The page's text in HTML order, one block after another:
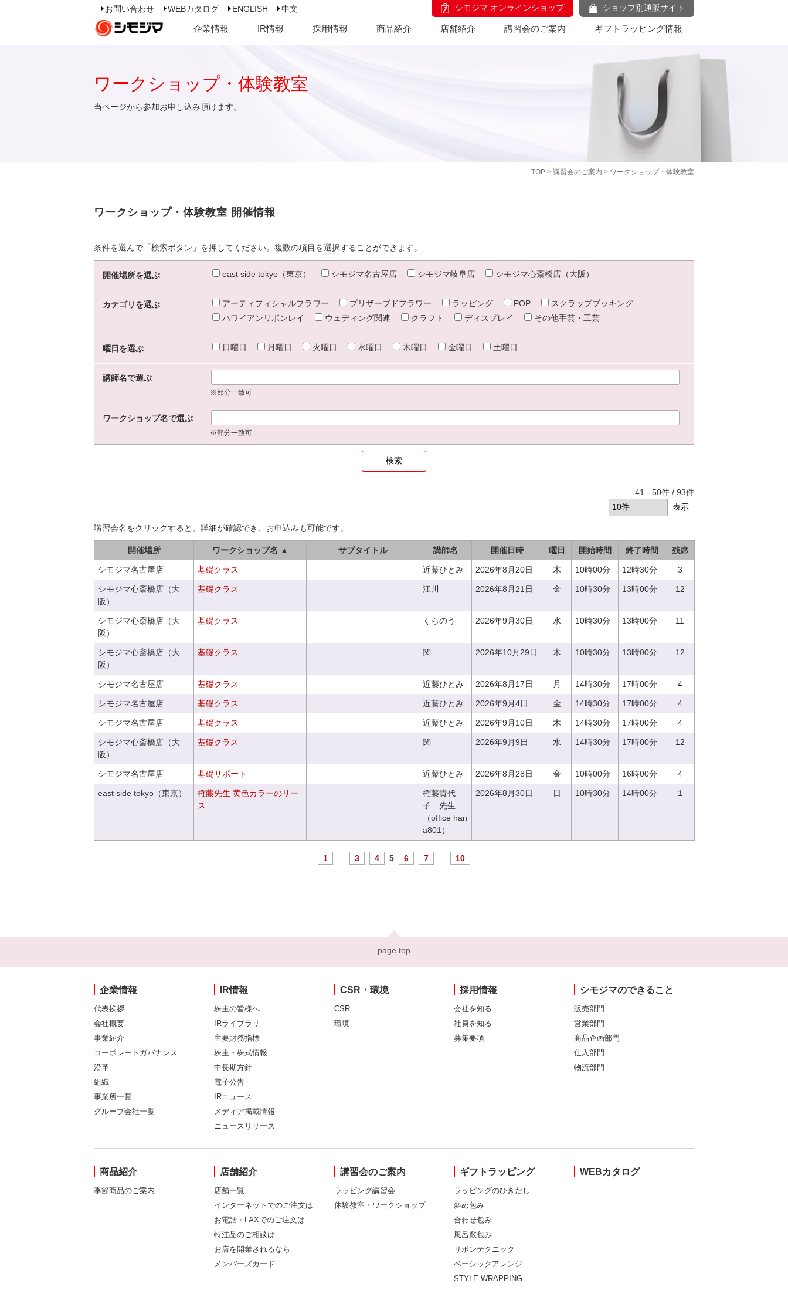
お問い合わせ WEBカタログ ENGLISH 中文 シモジマ オンラインショップ ショップ別通販サイト
企業情報 IR情報 採用情報 商品紹介 店舗紹介 講習会のご案内 ギフトラッピング情報
TOP > 講習会のご案内 > ワークショップ・体験教室
ワークショップ・体験教室
当ページから参加お申し込み頂けます。
ワークショップ・体験教室 開催情報
条件を選んで「検索ボタン」を押してください。複数の項目を選択することができます。
開催場所を選ぶ east side tokyo（東京） シモジマ名古屋店 シモジマ岐阜店 シモジマ心斎橋店（大阪）
カテゴリを選ぶ アーティフィシャルフラワー プリザーブドフラワー ラッピング POP
スクラップブッキング
ハワイアンリボンレイ
ウェディング関連 クラフト ディスプレイ その他手芸・工芸
曜日を選ぶ 日曜日 月曜日 火曜日 水曜日 木曜日 金曜日 土曜日
講師名で選ぶ
※部分一致可
ワークショップ名で選ぶ
※部分一致可
41 - 50件 / 93件
講習会名をクリックすると、詳細が確認でき、お申込みも可能です。
開催場所 ワークショップ名 ▲ サブタイトル 講師名 開催日時 曜日 開始時間 終了時間 残席
シモジマ名古屋店 基礎クラス 近藤ひとみ 2026年8月20日 木 10時00分 12時30分 3
シモジマ心斎橋店（大
阪）
基礎クラス 江川 2026年8月21日 金 10時30分 13時00分 12
シモジマ心斎橋店（大
阪）
基礎クラス くらのう 2026年9月30日 水 10時30分 13時00分 11
シモジマ心斎橋店（大
阪）
基礎クラス 関 2026年10月29日 木 10時30分 13時00分 12
シモジマ名古屋店 基礎クラス 近藤ひとみ 2026年8月17日 月 14時30分 17時00分 4
シモジマ名古屋店 基礎クラス 近藤ひとみ 2026年9月4日 金 14時30分 17時00分 4
シモジマ名古屋店 基礎クラス 近藤ひとみ 2026年9月10日 木 14時30分 17時00分 4
シモジマ心斎橋店（大
阪）
基礎クラス 関 2026年9月9日 水 14時30分 17時00分 12
シモジマ名古屋店 基礎サポート 近藤ひとみ 2026年8月28日 金 10時00分 16時00分 4
east side tokyo（東京）
権藤先生 黄色カラーのリー
ス
権藤貴代
子 先生
（office han
a801）
2026年8月30日 日 10時30分 14時00分 1
1 3 4 5 6 7 10
page top
企業情報
代表挨拶
会社概要
事業紹介
コーポレートガバナンス
沿革
組織
事業所一覧
グループ会社一覧
IR情報
株主の皆様へ
IRライブラリ
主要財務指標
株主・株式情報
中長期方針
電子公告
IRニュース
メディア掲載情報
ニュースリリース
CSR・環境
CSR
環境
採用情報
会社を知る
社員を知る
募集要項
シモジマのできること
販売部門
営業部門
商品企画部門
仕入部門
物流部門
商品紹介
季節商品のご案内
店舗紹介
店舗一覧
インターネットでのご注文は
お電話・FAXでのご注文は
特注品のご相談は
お店を開業されるなら
メンバーズカード
講習会のご案内
ラッピング講習会
体験教室・ワークショップ
ギフトラッピング
ラッピングのひきだし
斜め包み
合わせ包み
風呂敷包み
リボンテクニック
ベーシックアレンジ
STYLE WRAPPING
WEBカタログ